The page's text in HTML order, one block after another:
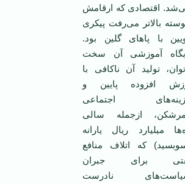
اقتصادی که ارقامش
بالاتر می‌رفت پیکری
با پاهای گلین بود.
آموزشی آن سخت
تولید آن نا‌کافی با
افزوده پایین و
اجتماعی
ازجمله سالی
میلیارد ریال یارانه
که اتلاف منافع
برای جبران
نادرست